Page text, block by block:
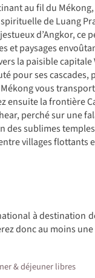
au fil du
de Luang
d’Angkor,
et paysages
la paisible
pour ses
vous
ensuite la frontière
perché sur une
des sublimes
villages flottants
à destination
donc au moins
& déjeuner libres